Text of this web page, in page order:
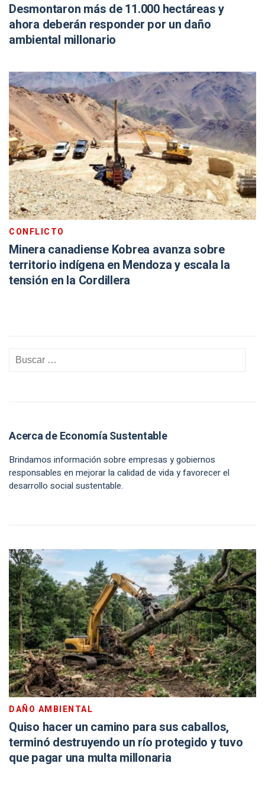
Desmontaron más de 11.000 hectáreas y
ahora deberán responder por un daño
ambiental millonario
CONFLICTO
Minera canadiense Kobrea avanza sobre
territorio indígena en Mendoza y escala la
tensión en la Cordillera
Acerca de Economía Sustentable
Brindamos información sobre empresas y gobiernos
responsables en mejorar la calidad de vida y favorecer el
desarrollo social sustentable.
DAÑO AMBIENTAL
Quiso hacer un camino para sus caballos,
terminó destruyendo un río protegido y tuvo
que pagar una multa millonaria